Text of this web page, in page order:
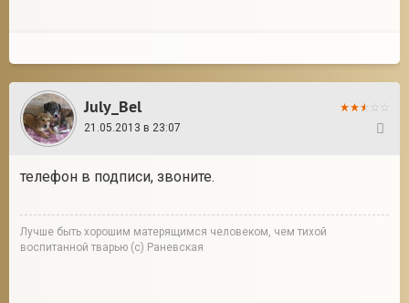
July_Bel
21.05.2013 в 23:07
телефон в подписи, звоните.
Лучше быть хорошим матерящимся человеком, чем тихой
воспитанной тварью (с) Раневская